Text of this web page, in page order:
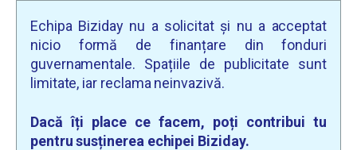
Echipa Biziday nu a solicitat și nu a acceptat
nicio formă de finanțare din fonduri
guvernamentale. Spațiile de publicitate sunt
limitate, iar reclama neinvazivă.
Dacă îți place ce facem, poți contribui tu
pentru susținerea echipei Biziday.